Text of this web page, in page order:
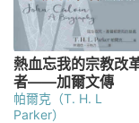
帕爾克（T. H. L
Parker）